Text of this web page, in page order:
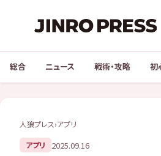
総合 ニュース 戦術・攻略 初
人狼プレス›アプリ
アプリ
2025.09.16